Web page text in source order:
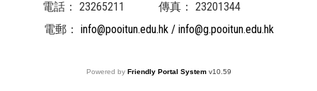
電話： 23265211 傳真： 23201344
電郵： info@pooitun.edu.hk / info@g.pooitun.edu.hk
Powered by Friendly Portal System v10.59